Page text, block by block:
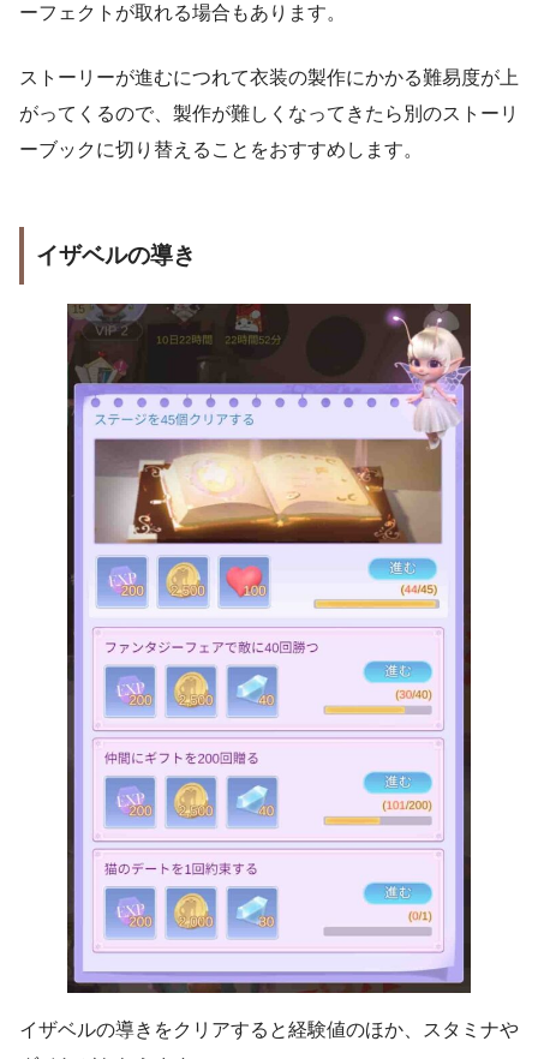
ーフェクトが取れる場合もあります。
ストーリーが進むにつれて衣装の製作にかかる難易度が上
がってくるので、製作が難しくなってきたら別のストーリ
ーブックに切り替えることをおすすめします。
イザベルの導き
イザベルの導きをクリアすると経験値のほか、スタミナや